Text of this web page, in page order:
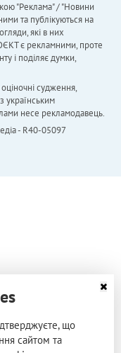
"Реклама" / "Новини
та публікуються на
які в них
є рекламними, проте
і поділяє думки,
судження,
українським
несе рекламодавець.
- R40-05097
що
сайтом та